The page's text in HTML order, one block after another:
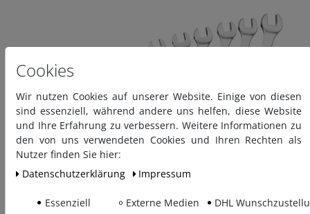
Cookies
Wir nutzen Cookies auf unserer Website. Einige von diesen
sind essenziell, während andere uns helfen, diese Website
und Ihre Erfahrung zu verbessern. Weitere Informationen zu
den von uns verwendeten Cookies und Ihren Rechten als
Nutzer finden Sie hier:
Daten­schutz­erklärung
Impressum
Essenziell Externe Medien DHL